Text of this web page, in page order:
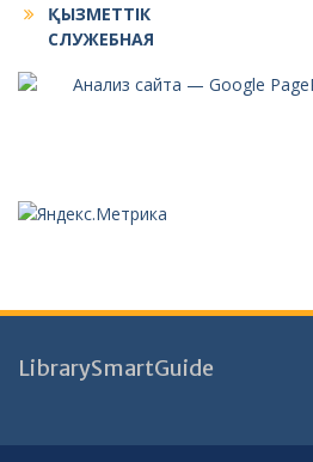
ҚЫЗМЕТТІК
СЛУЖЕБНАЯ
LibrarySmartGuide